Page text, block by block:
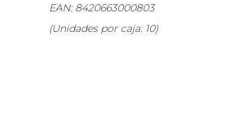
EAN: 8420663000803
(Unidades por caja: 10)